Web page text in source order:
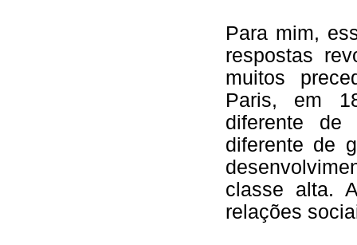
Para mim,
respostas
muitos
Paris, em
diferente de
diferente de
classe alta.
relações